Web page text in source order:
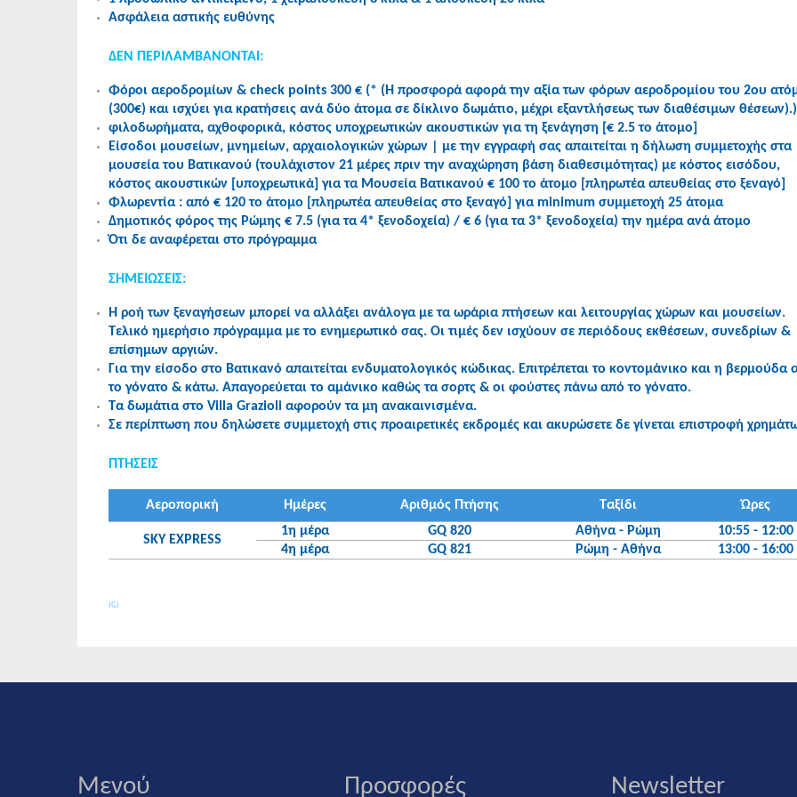
Ασφάλεια αστικής ευθύνης
ΔΕΝ ΠΕΡΙΛΑΜΒΑΝΟΝΤΑΙ:
Φόροι αεροδρομίων & check points 300 € (* (Η προσφορά αφορά την αξία των φόρων αεροδρομίου του 2ου
(300€) και ισχύει για κρατήσεις ανά δύο άτομα σε δίκλινο δωμάτιο, μέχρι εξαντλήσεως των διαθέσιμων θέσεων).)
φιλοδωρήματα, αχθοφορικά, κόστος υποχρεωτικών ακουστικών για τη ξενάγηση [€ 2.5 το άτομο]
Είσοδοι μουσείων, μνημείων, αρχαιολογικών χώρων | με την εγγραφή σας απαιτείται η δήλωση συμμετοχής στα
μουσεία του Βατικανού (τουλάχιστον 21 μέρες πριν την αναχώρηση βάση διαθεσιμότητας) με κόστος εισόδου,
κόστος ακουστικών [υποχρεωτικά] για τα Μουσεία Βατικανού € 100 το άτομο [πληρωτέα απευθείας στο ξεναγό]
Φλωρεντία : από € 120 το άτομο [πληρωτέα απευθείας στο ξεναγό] για minimum συμμετοχή 25 άτομα
Δημοτικός φόρος της Ρώμης € 7.5 (για τα 4* ξενοδοχεία) / € 6 (για τα 3* ξενοδοχεία) την ημέρα ανά άτομο
Ότι δε αναφέρεται στο πρόγραμμα
ΣΗΜΕΙΩΣΕΙΣ:
Η ροή των ξεναγήσεων μπορεί να αλλάξει ανάλογα με τα ωράρια πτήσεων και λειτουργίας χώρων και μουσείων.
Τελικό ημερήσιο πρόγραμμα με το ενημερωτικό σας. Οι τιμές δεν ισχύουν σε περιόδους εκθέσεων, συνεδρίων &
επίσημων αργιών.
Για την είσοδο στο Βατικανό απαιτείται ενδυματολογικός κώδικας. Επιτρέπεται το κοντομάνικο και η βερμούδα
το γόνατο & κάτω. Απαγορεύεται το αμάνικο καθώς τα σορτς & οι φούστες πάνω από το γόνατο.
Tα δωμάτια στο Villa Grazioli αφορούν τα μη ανακαινισμένα.
Σε περίπτωση που δηλώσετε συμμετοχή στις προαιρετικές εκδρομές και ακυρώσετε δε γίνεται επιστροφή
ΠΤΗΣΕΙΣ
Αεροπορική Ημέρες Αριθμός Πτήσης Ταξίδι Ώρες
SKY EXPRESS
1η μέρα GQ 820 Αθήνα - Ρώμη
10:55 - 12:00
4η μέρα
GQ 821 Ρώμη - Αθήνα 13:00 - 16:00
(G)
Μενού Προσφορές Newsletter